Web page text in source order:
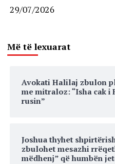
29/07/2026
Më të lexuarat
Avokati Halilaj zbulon
me mitraloz: “Isha cak i
rusin”
Joshua thyhet
zbulohet mesazhi
mëdhenj” që humbën